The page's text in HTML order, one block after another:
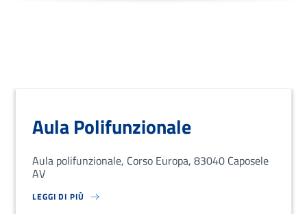
Aula Polifunzionale
Aula polifunzionale, Corso Europa, 83040 Caposele
AV
LEGGI DI PIÙ
SU LOREM IPSUM DOLOR SIT AMET, CONSECTETUR ADIPISCING